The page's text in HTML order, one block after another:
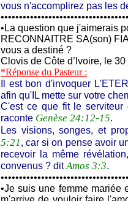
vous n'accomplirez pas les
• La question que j'aimerais
RECONNAITRE SA(son)
vous a destiné ?
Clovis de Côte d’Ivoire, le
*Réponse du Pasteur :
Il est bon d'invoquer
afin qu'IL mette sur votre
C'est ce que fit le serviteur
raconte Genèse 24:12-15.
Les visions, songes, et
5:21, car si on pense avoir
recevoir la même
convenus ? ditAmos 3:3.
•Je suis une femme mariée